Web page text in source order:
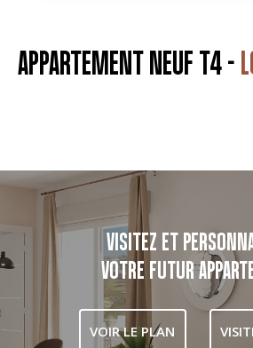
APPARTEMENT NEUF T4 -
VISITEZ ET
VOTRE FUTUR
VOIR LE PLAN